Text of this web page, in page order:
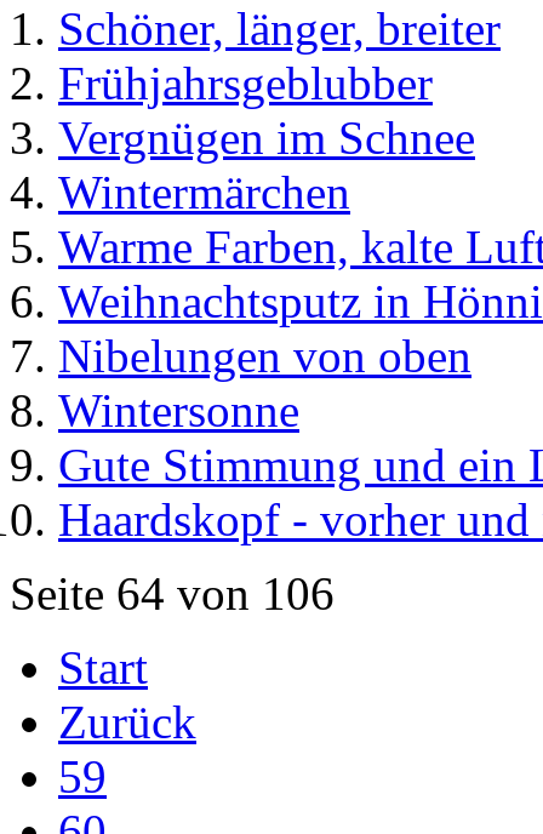
Schöner, länger, breiter
Frühjahrsgeblubber
Vergnügen im Schnee
Wintermärchen
Warme Farben, kalte
Weihnachtsputz in
Nibelungen von oben
Wintersonne
Gute Stimmung und ein
Haardskopf - vorher und
Seite 64 von 106
Start
Zurück
59